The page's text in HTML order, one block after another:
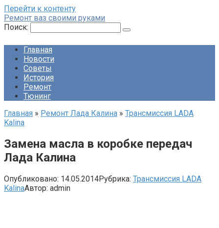
Перейти к контенту
Ремонт ваз своими руками
Поиск:
Главная
Новости
Советы
История
Ремонт
Тюнинг
Главная » Ремонт Лада Калина » Трансмиссия LADA
Kalina
Замена масла в коробке передач
Лада Калина
Опубликовано: 14.05.2014Рубрика: Трансмиссия LADA
KalinaАвтор: admin